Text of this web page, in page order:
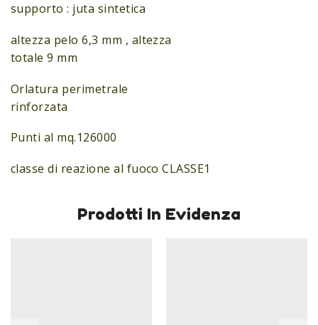
supporto : juta sintetica
altezza pelo 6,3 mm , altezza
totale 9 mm
Orlatura perimetrale
rinforzata
Punti al mq.126000
classe di reazione al fuoco CLASSE1
Prodotti In Evidenza